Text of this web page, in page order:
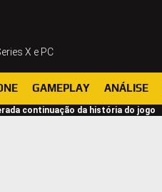
X e PC
GAMEPLAY ANÁLISE
continuação da história do jogo